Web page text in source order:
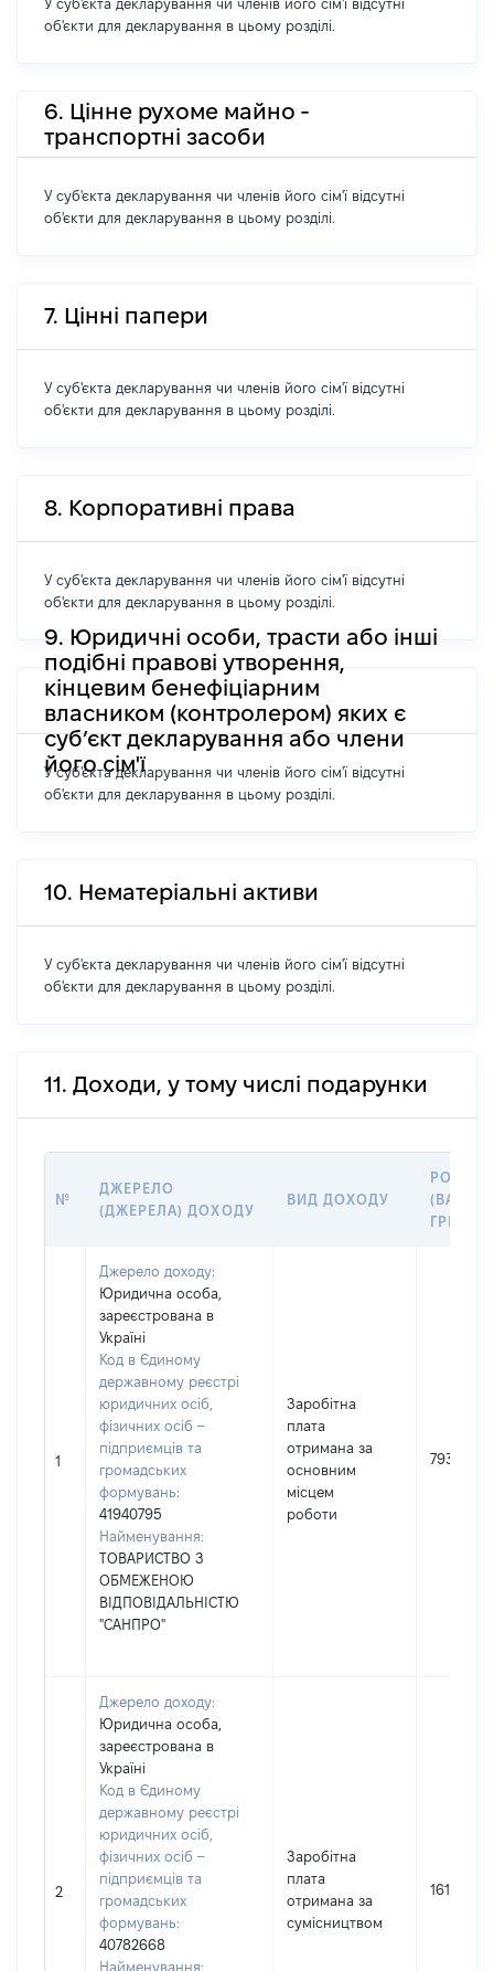
У суб'єкта декларування чи членів його сім'ї відсутні
об'єкти для декларування в цьому розділі.
6. Цінне рухоме майно -
транспортні засоби
У суб'єкта декларування чи членів його сім'ї відсутні
об'єкти для декларування в цьому розділі.
7. Цінні папери
У суб'єкта декларування чи членів його сім'ї відсутні
об'єкти для декларування в цьому розділі.
8. Корпоративні права
У суб'єкта декларування чи членів його сім'ї відсутні
об'єкти для декларування в цьому розділі.
9. Юридичні особи, трасти або інші
подібні правові утворення,
кінцевим бенефіціарним
власником (контролером) яких є
суб’єкт декларування або члени
його сім'ї
У суб'єкта декларування чи членів його сім'ї відсутні
об'єкти для декларування в цьому розділі.
10. Нематеріальні активи
У суб'єкта декларування чи членів його сім'ї відсутні
об'єкти для декларування в цьому розділі.
11. Доходи, у тому числі подарунки
№
ДЖЕРЕЛО
(ДЖЕРЕЛА) ДОХОДУ
ВИД ДОХОДУ
РОЗМІР
ГРН
1
Джерело доходу:
Юридична особа,
зареєстрована в
Україні
Код в Єдиному
державному реєстрі
юридичних осіб,
фізичних осіб –
підприємців та
громадських
формувань:
41940795
Найменування:
ТОВАРИСТВО З
ОБМЕЖЕНОЮ
ВІДПОВІДАЛЬНІСТЮ
"САНПРО"
Заробітна
плата
отримана за
основним
місцем
роботи
79320
2
Джерело доходу:
Юридична особа,
зареєстрована в
Україні
Код в Єдиному
державному реєстрі
юридичних осіб,
фізичних осіб –
підприємців та
громадських
формувань:
40782668
Найменування:
Заробітна
плата
отримана за
сумісництвом
16142